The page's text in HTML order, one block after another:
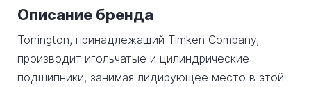
Описание бренда
Torrington, принадлежащий Timken Company,
производит игольчатые и цилиндрические
подшипники, занимая лидирующее место в этой